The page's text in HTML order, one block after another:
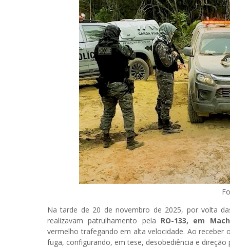
Na tarde de 20 de novembro de 2025, por volta
realizavam patrulhamento pela RO-133, em
vermelho trafegando em alta velocidade. Ao
fuga, configurando, em tese, desobediência e direção